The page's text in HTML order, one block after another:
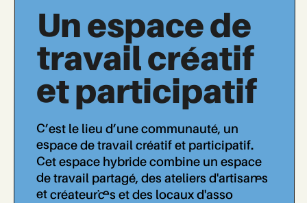
Un espace de
travail créatif
et participatif
C’est le lieu d’une communauté, un
espace de travail créatif et participatif.
Cet espace hybride combine un espace
de travail partagé, des ateliers d'artisan..es
et créateur..ices et des locaux d'asso